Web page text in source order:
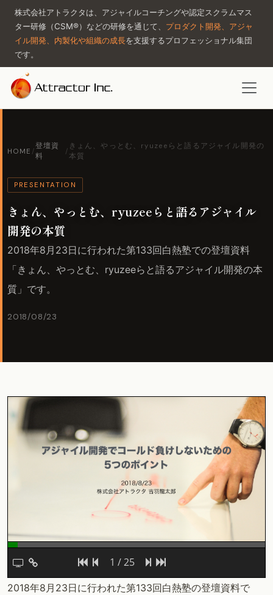
株式会社アトラクタは、アジャイルコーチングや認定スクラムマス
ター研修（CSM®）などの研修を通じて、 プロダクト開発、アジャ
イル開発、内製化や組織の成長を支援するプロフェッショナル集団
です。
HOME /
登壇資
料
/
きょん、やっとむ、ryuzeeらと語るアジャイル開発の
本質
PRESENTATION
きょん、やっとむ、ryuzeeらと語るアジャイル
開発の本質
2018年8月23日に行われた第133回白熱塾での登壇資料
「きょん、やっとむ、ryuzeeらと語るアジャイル開発の本
質」です。
2018/08/23
1 / 25
2018年8月23日に行われた第133回白熱塾の登壇資料で